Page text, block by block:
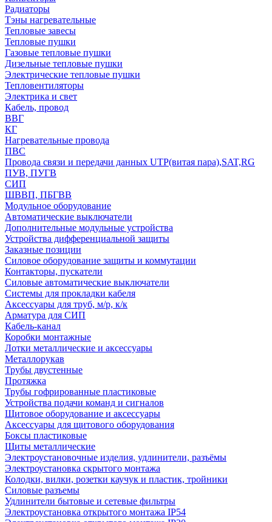
Радиаторы
Тэны нагревательные
Тепловые завесы
Тепловые пушки
Газовые тепловые пушки
Дизельные тепловые пушки
Электрические тепловые пушки
Тепловентиляторы
Электрика и свет
Кабель, провод
ВВГ
КГ
Нагревательные провода
ПВС
Провода связи и передачи данных UTP(витая пара),SAT,RG
ПУВ, ПУГВ
СИП
ШВВП, ПБГВВ
Модульное оборудование
Автоматические выключатели
Дополнительные модульные устройства
Устройства дифференциальной защиты
Заказные позиции
Силовое оборудование защиты и коммутации
Контакторы, пускатели
Силовые автоматические выключатели
Системы для прокладки кабеля
Аксессуары для труб, м/р, к/к
Арматура для СИП
Кабель-канал
Коробки монтажные
Лотки металлические и аксессуары
Металлорукав
Трубы двустенные
Протяжка
Трубы гофрированные пластиковые
Устройства подачи команд и сигналов
Щитовое оборудование и аксессуары
Аксессуары для щитового оборудования
Боксы пластиковые
Щиты металлические
Электроустановочные изделия, удлинители, разъёмы
Электроустановка скрытого монтажа
Колодки, вилки, розетки каучук и пластик, тройники
Силовые разъемы
Удлинители бытовые и сетевые фильтры
Электроустановка открытого монтажа IP54